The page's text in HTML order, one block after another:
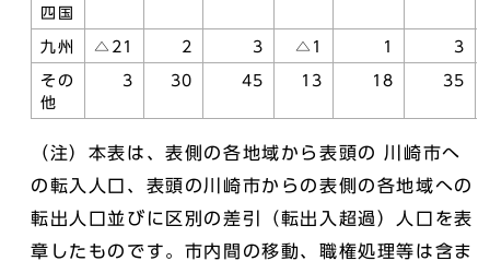
四国
九州 △21 2 3 △1 1 3
その
他
3 30 45 13 18 35
（注）本表は、表側の各地域から表頭の 川崎市へ
の転入人口、表頭の川崎市からの表側の各地域への
転出人口並びに区別の差引（転出入超過）人口を表
章したものです。市内間の移動、職権処理等は含ま